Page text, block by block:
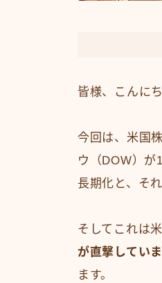
皆様、こんにち
今回は、米国
ウ（DOW）が
長期化と、そ
そしてこれは
が直撃してい
ます。